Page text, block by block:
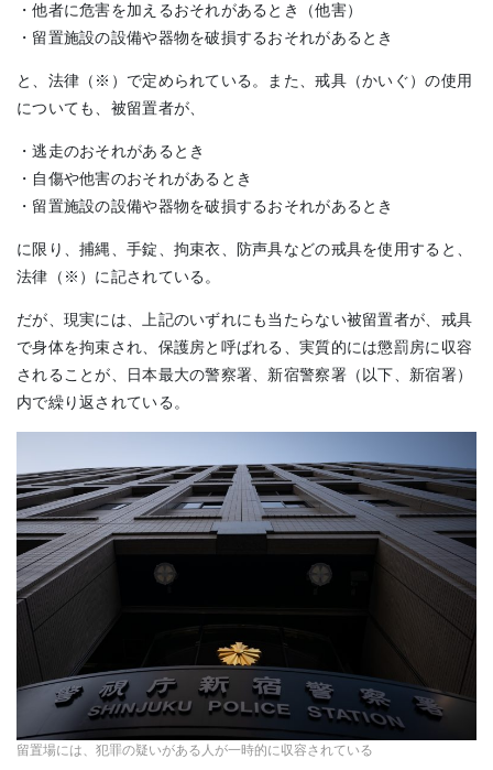
・他者に危害を加えるおそれがあるとき（他害）
・留置施設の設備や器物を破損するおそれがあるとき
と、法律（※）で定められている。また、戒具（かいぐ）の使用
についても、被留置者が、
・逃走のおそれがあるとき
・自傷や他害のおそれがあるとき
・留置施設の設備や器物を破損するおそれがあるとき
に限り、捕縄、手錠、拘束衣、防声具などの戒具を使用すると、
法律（※）に記されている。
だが、現実には、上記のいずれにも当たらない被留置者が、戒具
で身体を拘束され、保護房と呼ばれる、実質的には懲罰房に収容
されることが、日本最大の警察署、新宿警察署（以下、新宿署）
内で繰り返されている。
留置場には、犯罪の疑いがある人が一時的に収容されている